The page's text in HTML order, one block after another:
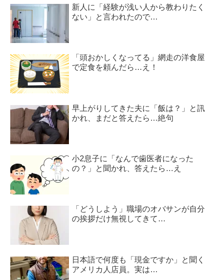
新人に「経験が浅い人から教わりたく
ない」と言われたので…
「頭おかしくなってる」網走の洋食屋
で定食を頼んだら…え！
早上がりしてきた夫に「飯は？」と訊
かれ、まだと答えたら…絶句
小2息子に「なんで歯医者になった
の？」と聞かれ、答えたら…え
「どうしよう」職場のオバサンが自分
の挨拶だけ無視してきて…
日本語で何度も「現金ですか」と聞く
アメリカ人店員。実は…